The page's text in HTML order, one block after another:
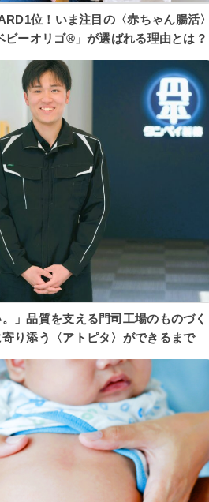
ビーオリゴ®」が選ばれる理由とは？
。」品質を支える門司工場のものづく
り添う〈アトピタ〉ができるまで